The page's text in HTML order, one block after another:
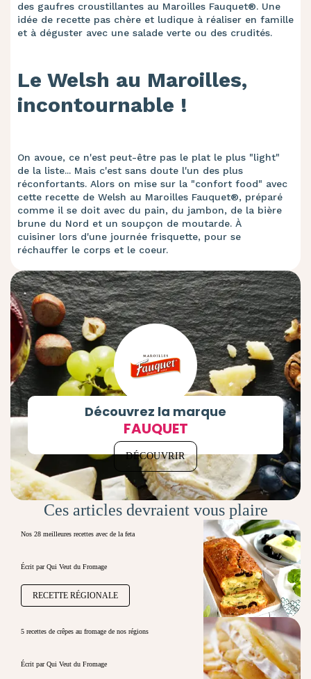
des gaufres croustillantes au Maroilles Fauquet®. Une
idée de recette pas chère et ludique à réaliser en famille
et à déguster avec une salade verte ou des crudités.
Le Welsh au Maroilles,
incontournable !
On avoue, ce n'est peut-être pas le plat le plus "light"
de la liste... Mais c'est sans doute l'un des plus
réconfortants. Alors on mise sur la "confort food" avec
cette recette de Welsh au Maroilles Fauquet®, préparé
comme il se doit avec du pain, du jambon, de la bière
brune du Nord et un soupçon de moutarde. À
cuisiner lors d'une journée frisquette, pour se
réchauffer le corps et le coeur.
Découvrez la marque
FAUQUET
DÉCOUVRIR
Ces articles devraient vous plaire
Nos 28 meilleures recettes avec de la feta
Écrit par Qui Veut du Fromage
RECETTE RÉGIONALE
5 recettes de crêpes au fromage de nos régions
Écrit par Qui Veut du Fromage